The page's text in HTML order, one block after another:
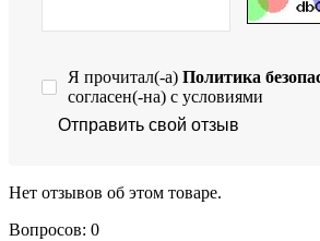
Я прочитал(-а) Политика
согласен(-на) с условиями
Отправить свой отзыв
Нет отзывов об этом товаре.
Вопросов: 0